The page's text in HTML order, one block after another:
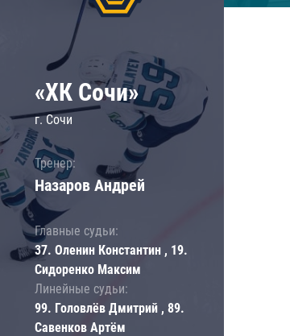
«ХК Сочи»
г. Сочи
Тренер:
Назаров Андрей
Главные судьи:
37. Оленин Константин , 19.
Сидоренко Максим
Линейные судьи:
99. Головлёв Дмитрий , 89.
Савенков Артём